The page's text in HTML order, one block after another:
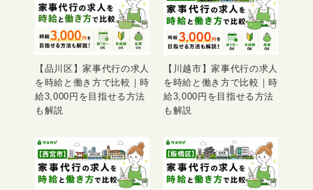
【品川区】家事代行の求人
を時給と働き方で比較｜時
給3,000円を目指せる方法
も解説
【川越市】家事代行の求人
を時給と働き方で比較｜時
給3,000円を目指せる方法
も解説